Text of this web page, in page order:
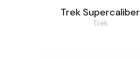
Trek Supercaliber
Trek